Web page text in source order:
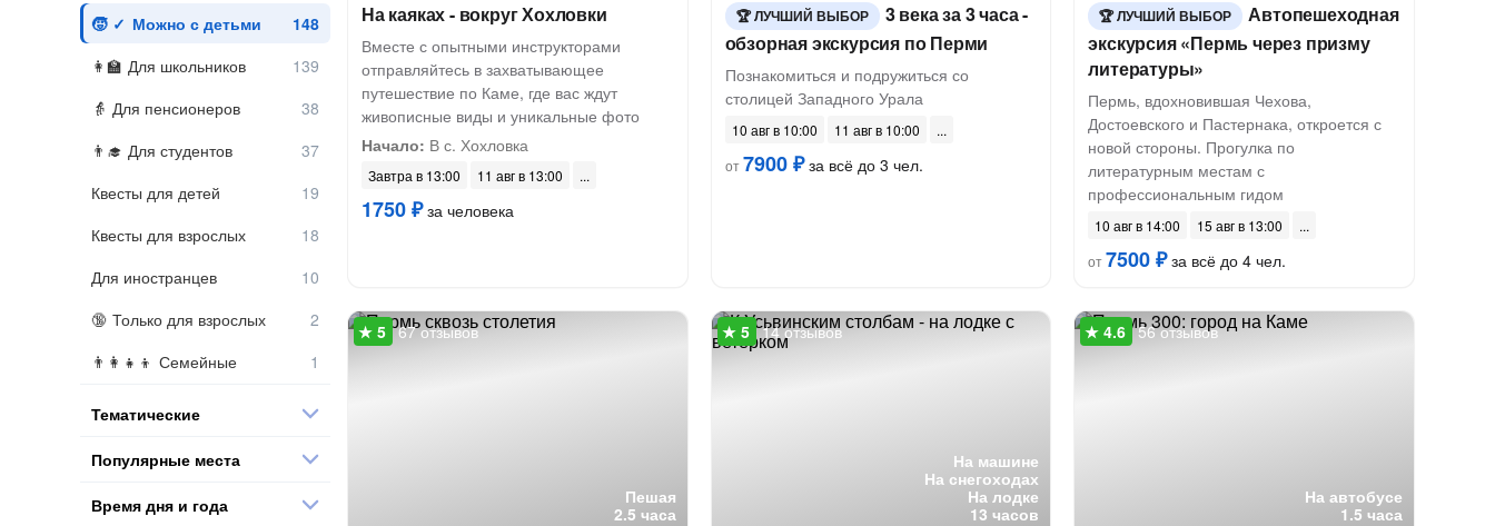
На каяках - вокруг Хохловки
Вместе с опытными инструкторами
отправляйтесь в захватывающее
путешествие по Каме, где вас ждут
живописные виды и уникальные фото
Начало: В с. Хохловка
Завтра в 13:00 11 авг в 13:00
1750 ₽за человека
ЛУЧШИЙ ВЫБОР
3 века за 3 часа -
обзорная экскурсия по Перми
Познакомиться и подружиться со
столицей Западного Урала
10 авг в 10:00
11 авг в 10:00
от7900 ₽за всё до 3 чел.
ЛУЧШИЙ ВЫБОР
Автопешеходная
экскурсия «Пермь через призму
литературы»
Пермь, вдохновившая Чехова,
Достоевского и Пастернака, откроется с
новой стороны. Прогулка по
литературным местам с
профессиональным гидом
10 авг в 14:00
15 авг в 13:00
от7500 ₽за всё до 4 чел.
Пешая
2.5 часа
67 отзывов
На машине
На снегоходах
На лодке
13 часов
14 отзывов
На автобусе
1.5 часа
56 отзывов
Можно с детьми
Для школьников
Для пенсионеров
Для студентов
Квесты для детей
Квесты для взрослых
Для иностранцев
Только для взрослых
Семейные
Тематические
Популярные места
Время дня и года